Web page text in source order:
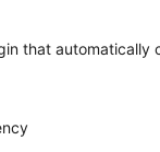
that automatically